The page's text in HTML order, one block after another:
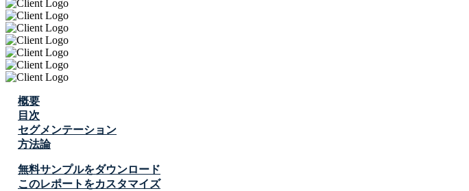
概要
目次
セグメンテーション
方法論
無料サンプルをダウンロード
このレポートをカスタマイズ